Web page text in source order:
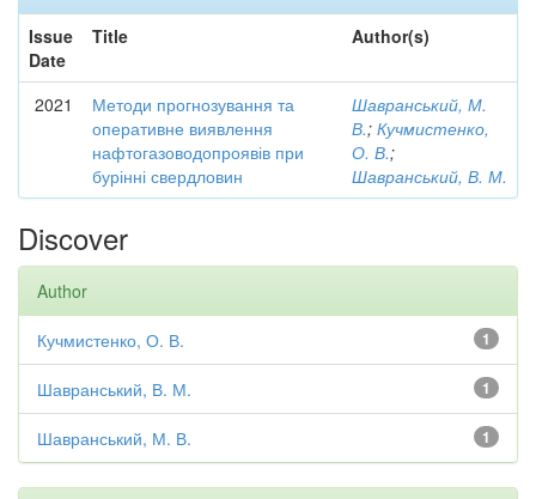
Issue
Date
Title Author(s)
2021
Методи прогнозування та
оперативне виявлення
нафтогазоводопроявів при
бурінні свердловин
Шавранський, М.
В.; Кучмистенко,
О. В.;
Шавранський, В. М.
Discover
Author
1
Кучмистенко, О. В.
1
Шавранський, В. М.
1
Шавранський, М. В.